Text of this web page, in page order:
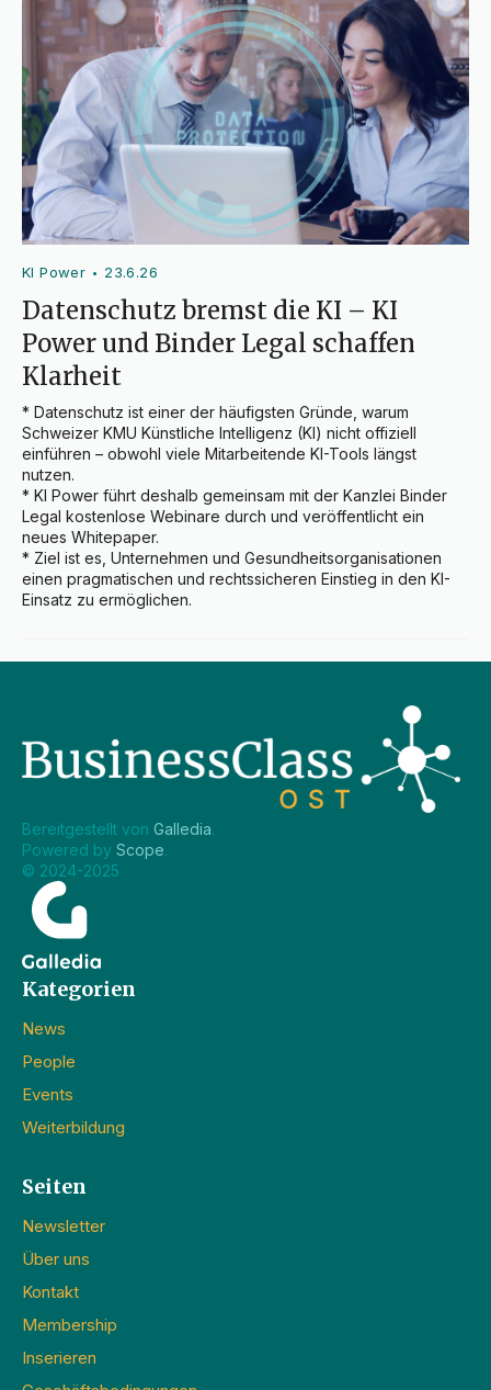
KI Power • 23.6.26
Datenschutz bremst die KI – KI
Power und Binder Legal schaffen
Klarheit
* Datenschutz ist einer der häufigsten Gründe, warum
Schweizer KMU Künstliche Intelligenz (KI) nicht offiziell
einführen – obwohl viele Mitarbeitende KI-Tools längst
nutzen.
* KI Power führt deshalb gemeinsam mit der Kanzlei Binder
Legal kostenlose Webinare durch und veröffentlicht ein
neues Whitepaper.
* Ziel ist es, Unternehmen und Gesundheitsorganisationen
einen pragmatischen und rechtssicheren Einstieg in den KI-
Einsatz zu ermöglichen.
Bereitgestellt von Galledia.
Powered by Scope.
© 2024-2025
Kategorien
News
People
Events
Weiterbildung
Seiten
Newsletter
Über uns
Kontakt
Membership
Inserieren